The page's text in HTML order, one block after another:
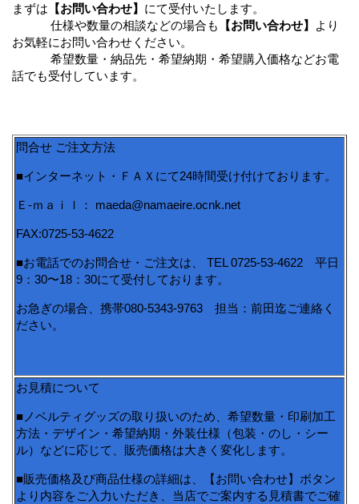
まずは 【お問い合わせ】 にて受付いたします。
仕様や数量の相談などの場合も
【お問い合わせ】
より
お気軽にお問い合わせください。
希望数量・納品先・希望納期・希望購入価格などお電
話でも受付しています。
問合せ ご注文方法
■インターネット・ＦＡＸにて24時間受け付けております。
Ｅ-ｍａｉｌ： maeda@namaeire.ocnk.net
FAX:0725-53-4622
■お電話でのお問合せ・ご注文は、 TEL 0725-53-4622 平日
9：30〜18：30にて受付しております。
お急ぎの場合、携帯080-5343-9763 担当：前田迄ご連絡く
ださい。
お見積について
■ノベルティグッズの取り扱いのため、希望数量・印刷加工
方法・デザイン・希望納期・外装仕様（包装・のし・シー
ル）などに応じて、販売価格は大きく変化します。
■販売価格及び商品仕様の詳細は、【お問い合わせ】ボタン
より内容をご入力いただき、当店でご案内する見積書でご確